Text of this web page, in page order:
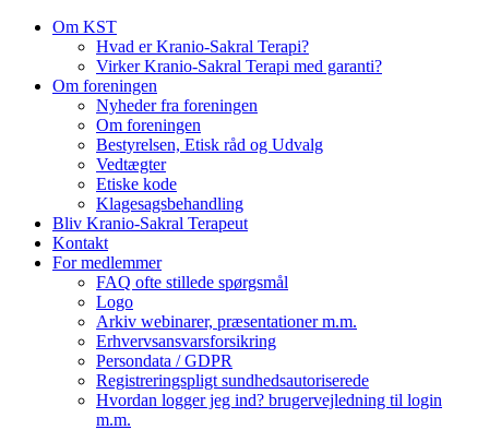
Om KST
Hvad er Kranio-Sakral Terapi?
Virker Kranio-Sakral Terapi med garanti?
Om foreningen
Nyheder fra foreningen
Om foreningen
Bestyrelsen, Etisk råd og Udvalg
Vedtægter
Etiske kode
Klagesagsbehandling
Bliv Kranio-Sakral Terapeut
Kontakt
For medlemmer
FAQ ofte stillede spørgsmål
Logo
Arkiv webinarer, præsentationer m.m.
Erhvervsansvarsforsikring
Persondata / GDPR
Registreringspligt sundhedsautoriserede
Hvordan logger jeg ind? brugervejledning til login
m.m.